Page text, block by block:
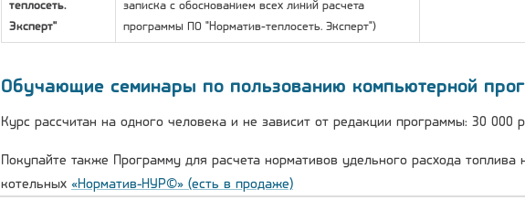
теплосеть.
Эксперт"
записка с обоснованием всех линий расчета
программы ПО "Норматив-теплосеть. Эксперт")
Обучающие семинары по пользованию компьютерной
Курс рассчитан на одного человека и не зависит от редакции программы: 30
Покупайте также Программу для расчета нормативов удельного расхода
котельных «Норматив-НУР©» (есть в продаже)